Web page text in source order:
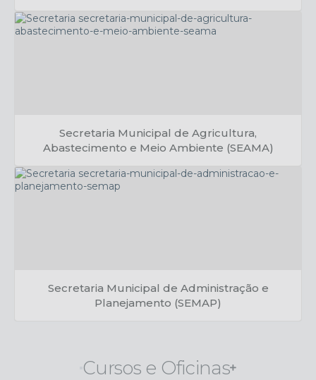
Secretaria Municipal de Agricultura,
Abastecimento e Meio Ambiente (SEAMA)
Secretaria Municipal de Administração e
Planejamento (SEMAP)
Cursos e Oficinas